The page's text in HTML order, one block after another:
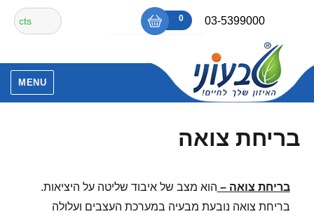
content
03-5399000
₪0
0
אין מוצרים בסל הקניות.
חיפוש
עבור:
MENU
בריחת צואה
בריחת צואה – הוא מצב של איבוד שליטה על היציאות.
בריחת צואה נובעת מבעיה במערכת העצבים ועלולה